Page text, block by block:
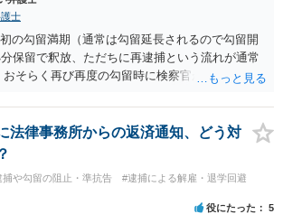
士
の勾留満期（通常は勾留延長されるので勾留開
保留で釈放、ただちに再逮捕という流れが通常
そらく再び再度の勾留時に検察官が接見禁止を
法律事務所からの返済通知、どう対
捕や勾留の阻止・準抗告
#逮捕による解雇・退学回避
役にたった 5